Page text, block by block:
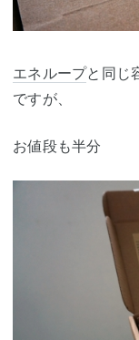
エネループと同じ
ですが、
お値段も半分